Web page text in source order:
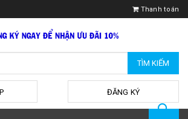
Thanh toán
TÌM KIẾM
ĐĂNG KÝ